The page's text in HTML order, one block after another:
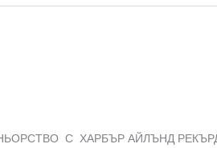
С ХАРБЪР АЙЛЪНД